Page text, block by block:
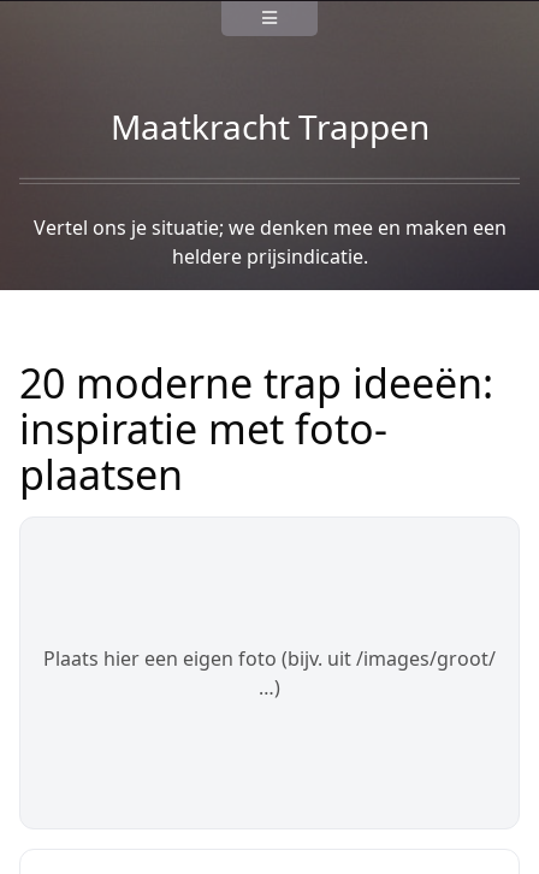
Maatkracht Trappen
Vertel ons je situatie; we denken mee en maken een
heldere prijsindicatie.
20 moderne trap ideeën:
inspiratie met foto-
plaatsen
Plaats hier een eigen foto (bijv. uit /images/groot/
…)